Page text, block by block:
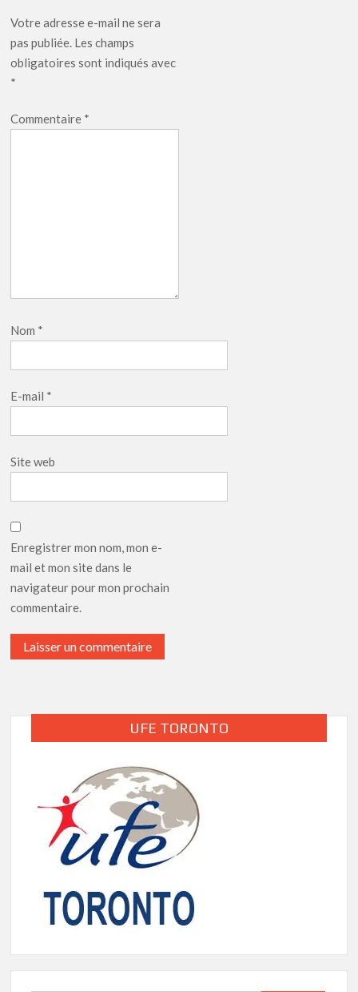
Votre adresse e-mail ne sera
pas publiée. Les champs
obligatoires sont indiqués avec
*
Commentaire *
Nom *
E-mail *
Site web
Enregistrer mon nom, mon e-
mail et mon site dans le
navigateur pour mon prochain
commentaire.
UFE TORONTO